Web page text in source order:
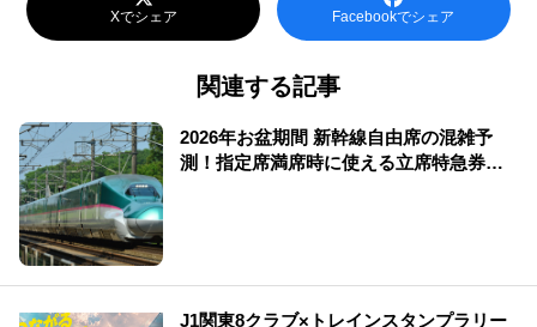
Xでシェア Facebookでシェア
関連する記事
2026年お盆期間 新幹線自由席の混雑予
測！指定席満席時に使える立席特急券も
J1関東8クラブ×トレインスタンプラリー